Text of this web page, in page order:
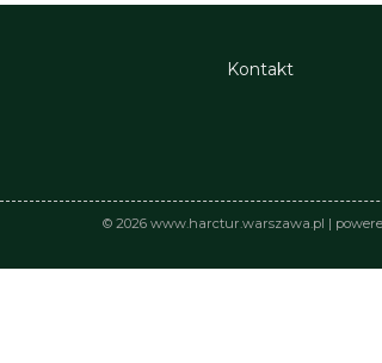
Kontakt
© 2026 www.harctur.warszawa.pl |